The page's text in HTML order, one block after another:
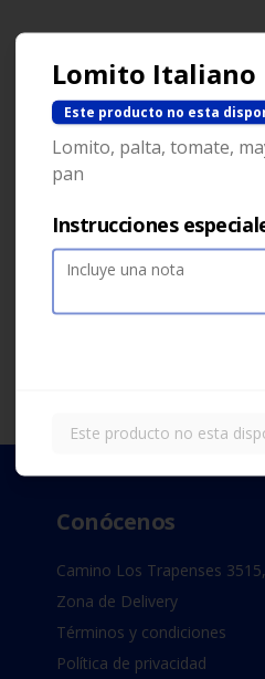
Conócenos
Camino Los Trapenses
Zona de Delivery
Términos y condiciones
Política de privacidad
Lomito Italiano
Este producto no esta
Lomito, palta, tomate,
pan
Instrucciones
Este producto no esta